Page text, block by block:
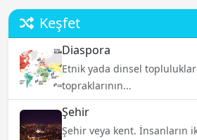
Keşfet
Diaspora
Etnik yada dinsel
topraklarının...
Şehir
Şehir veya kent. İnsanların